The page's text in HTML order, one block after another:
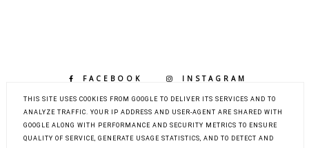
FACEBOOK INSTAGRAM
BLOGLOVIN
THIS SITE USES COOKIES FROM GOOGLE TO DELIVER ITS SERVICES AND TO
ANALYZE TRAFFIC. YOUR IP ADDRESS AND USER-AGENT ARE SHARED WITH
GOOGLE ALONG WITH PERFORMANCE AND SECURITY METRICS TO ENSURE
QUALITY OF SERVICE, GENERATE USAGE STATISTICS, AND TO DETECT AND